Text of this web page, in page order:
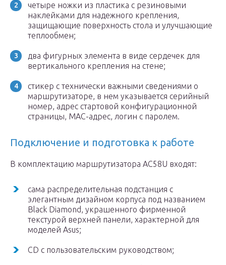
четыре ножки из пластика с резиновыми
наклейками для надежного крепления,
защищающие поверхность стола и улучшающие
теплообмен;
два фигурных элемента в виде сердечек для
вертикального крепления на стене;
стикер с технически важными сведениями о
маршрутизаторе, в нем указывается серийный
номер, адрес стартовой конфигурационной
страницы, MAC-адрес, логин с паролем.
Подключение и подготовка к работе
В комплектацию маршрутизатора AC58U входят:
сама распределительная подстанция с
элегантным дизайном корпуса под названием
Black Diamond, украшенного фирменной
текстурой верхней панели, характерной для
моделей Asus;
CD с пользовательским руководством;